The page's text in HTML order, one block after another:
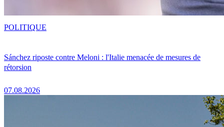
Sánchez riposte contre Meloni : l'Italie menacée de mesures de
rétorsion
07.08.2026
POLITIQUE